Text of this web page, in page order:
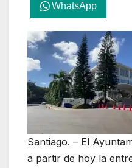
WhatsApp
Santiago. – El
a partir de hoy la